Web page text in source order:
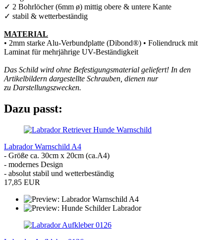
✓ 2 Bohrlöcher (6mm ø) mittig obere & untere Kante
✓ stabil & wetterbeständig
MATERIAL
• 2mm starke Alu-Verbundplatte (Dibond®) • Foliendruck mit
Laminat für mehrjährige UV-Beständigkeit
Das Schild wird ohne Befestigungsmaterial geliefert! In den
Artikelbildern dargestellte Schrauben, dienen nur
zu Darstellungszwecken.
Dazu passt:
Labrador Warnschild A4
- Größe ca. 30cm x 20cm (ca.A4)
- modernes Design
- absolut stabil und wetterbeständig
17,85 EUR